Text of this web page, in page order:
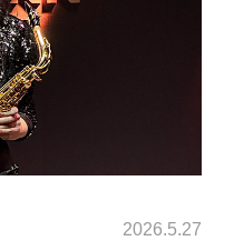
2026.5.27